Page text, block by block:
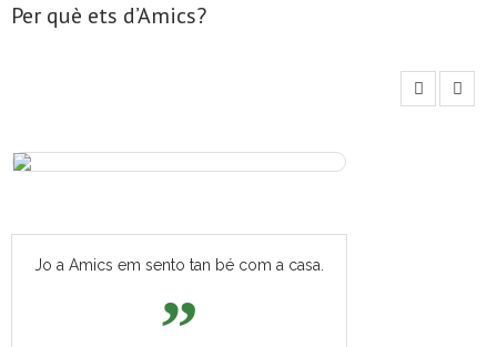
Per què ets d’Amics?
Jo a Amics em sento tan bé com a casa.